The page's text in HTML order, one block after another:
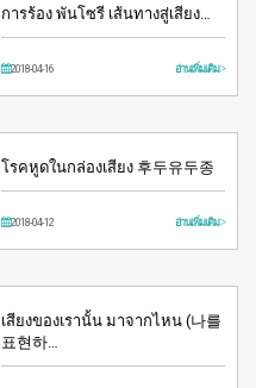
การร้อง พันโซรี เส้นทางสู่เสียง…
2018-04-16 อ่านเพิ่มเติม >
โรคหูดในกล่องเสียง 후두유두종
2018-04-12 อ่านเพิ่มเติม >
เสียงของเรานั้น มาจากไหน (나를
표현하…